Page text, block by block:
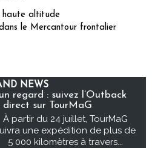
haute altitude
le Mercantour frontalier
NEWS
regard : suivez l’Outback
sur TourMaG
À partir du 24 juillet, TourMaG
une expédition de plus de
5 000 kilomètres à travers...